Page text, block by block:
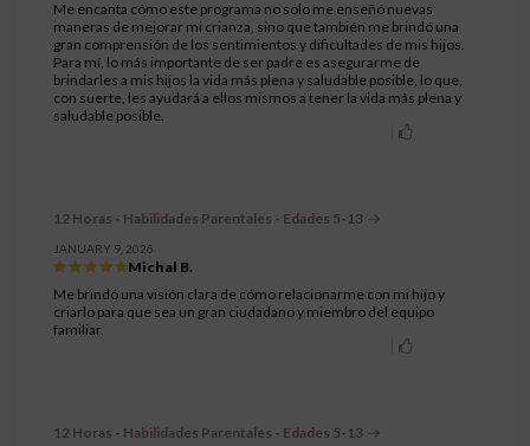
Me encanta cómo este programa no solo me enseñó nuevas
maneras de mejorar mi crianza, sino que también me brindó una
gran comprensión de los sentimientos y dificultades de mis hijos.
Para mí, lo más importante de ser padre es asegurarme de
brindarles a mis hijos la vida más plena y saludable posible, lo que,
con suerte, les ayudará a ellos mismos a tener la vida más plena y
saludable posible.
12 Horas - Habilidades Parentales - Edades 5-13
JANUARY 9, 2026
Michal B.
Me brindó una visión clara de cómo relacionarme con mi hijo y
criarlo para que sea un gran ciudadano y miembro del equipo
familiar.
12 Horas - Habilidades Parentales - Edades 5-13